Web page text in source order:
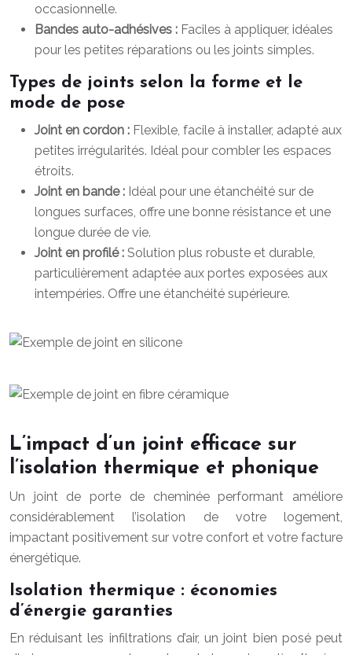
occasionnelle.
Bandes auto-adhésives : Faciles à appliquer, idéales
pour les petites réparations ou les joints simples.
Types de joints selon la forme et le
mode de pose
Joint en cordon : Flexible, facile à installer, adapté aux
petites irrégularités. Idéal pour combler les espaces
étroits.
Joint en bande : Idéal pour une étanchéité sur de
longues surfaces, offre une bonne résistance et une
longue durée de vie.
Joint en profilé : Solution plus robuste et durable,
particulièrement adaptée aux portes exposées aux
intempéries. Offre une étanchéité supérieure.
L’impact d’un joint efficace sur
l’isolation thermique et phonique
Un joint de porte de cheminée performant améliore
considérablement l’isolation de votre logement,
impactant positivement sur votre confort et votre facture
énergétique.
Isolation thermique : économies
d’énergie garanties
En réduisant les infiltrations d’air, un joint bien posé peut